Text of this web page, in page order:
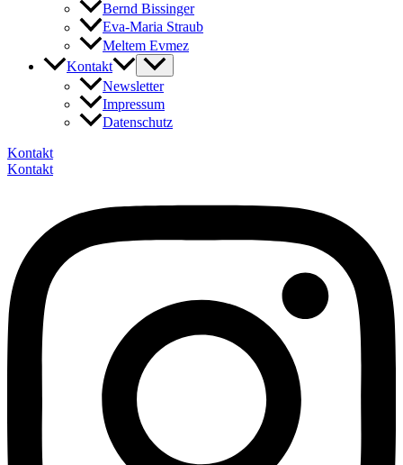
Bernd Bissinger
Eva-Maria Straub
Meltem Evmez
Kontakt
Newsletter
Impressum
Datenschutz
Kontakt
Kontakt